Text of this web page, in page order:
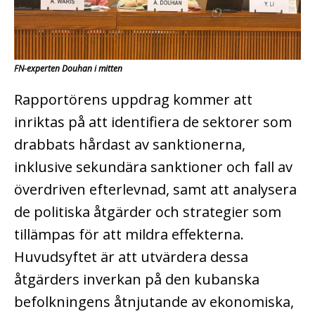
FN-experten Douhan i mitten
Rapportörens uppdrag kommer att
inriktas på att identifiera de sektorer som
drabbats hårdast av sanktionerna,
inklusive sekundära sanktioner och fall av
överdriven efterlevnad, samt att analysera
de politiska åtgärder och strategier som
tillämpas för att mildra effekterna.
Huvudsyftet är att utvärdera dessa
åtgärders inverkan på den kubanska
befolkningens åtnjutande av ekonomiska,